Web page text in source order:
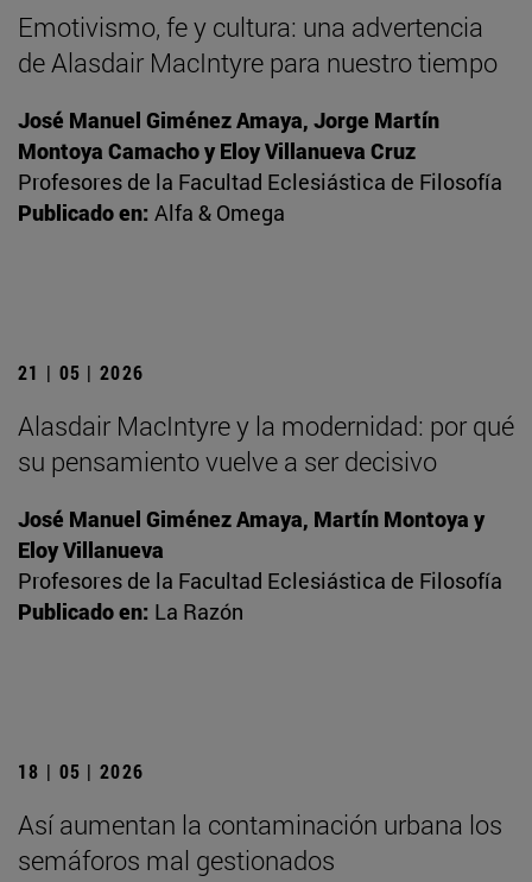
Emotivismo, fe y cultura: una advertencia
de Alasdair MacIntyre para nuestro tiempo
José Manuel Giménez Amaya, Jorge Martín
Montoya Camacho y Eloy Villanueva Cruz
Profesores de la Facultad Eclesiástica de Filosofía
Publicado en: Alfa & Omega
21 | 05 | 2026
Alasdair MacIntyre y la modernidad: por qué
su pensamiento vuelve a ser decisivo
José Manuel Giménez Amaya, Martín Montoya y
Eloy Villanueva
Profesores de la Facultad Eclesiástica de Filosofía
Publicado en: La Razón
18 | 05 | 2026
Así aumentan la contaminación urbana los
semáforos mal gestionados